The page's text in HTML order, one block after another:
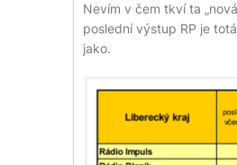
Nevím v čem tkví ta
poslední výstup RP je
jako.